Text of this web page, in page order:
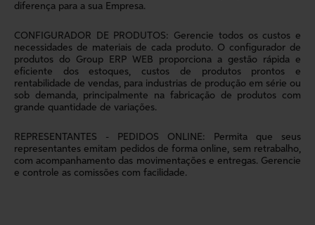
diferença para a sua Empresa.
CONFIGURADOR DE PRODUTOS: Gerencie todos os custos e
necessidades de materiais de cada produto. O configurador de
produtos do Group ERP WEB proporciona a gestão rápida e
eficiente dos estoques, custos de produtos prontos e
rentabilidade de vendas, para industrias de produção em série ou
sob demanda, principalmente na fabricação de produtos com
grande quantidade de variações.
REPRESENTANTES - PEDIDOS ONLINE: Permita que seus
representantes emitam pedidos de forma online, sem retrabalho,
com acompanhamento das movimentações e entregas. Gerencie
e controle as comissões com facilidade.